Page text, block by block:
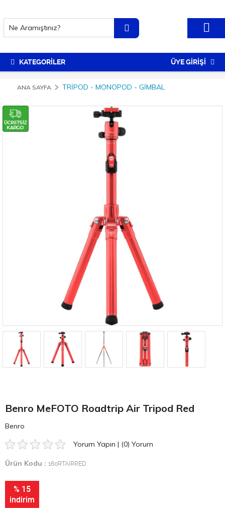
KATEGORİLER ÜYE GİRİŞİ
ANA SAYFA TRIPOD - MONOPOD - GIMBAL
Benro MeFOTO Roadtrip Air Tripod Red
Benro
Yorum Yapın | (0) Yorum
Ürün Kodu : 160RTAIRRED
% 15
indirim